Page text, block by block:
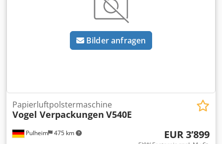
Bilder anfragen
Pulheim 475 km
Papierluftpolstermaschine
Vogel Verpackungen V540E
EUR 3’899